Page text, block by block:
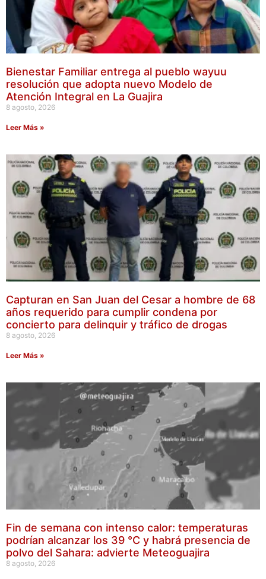
Bienestar Familiar entrega al pueblo wayuu
resolución que adopta nuevo Modelo de
Atención Integral en La Guajira
8 agosto, 2026
Leer Más »
Capturan en San Juan del Cesar a hombre de 68
años requerido para cumplir condena por
concierto para delinquir y tráfico de drogas
8 agosto, 2026
Leer Más »
Fin de semana con intenso calor: temperaturas
podrían alcanzar los 39 °C y habrá presencia de
polvo del Sahara: advierte Meteoguajira
8 agosto, 2026